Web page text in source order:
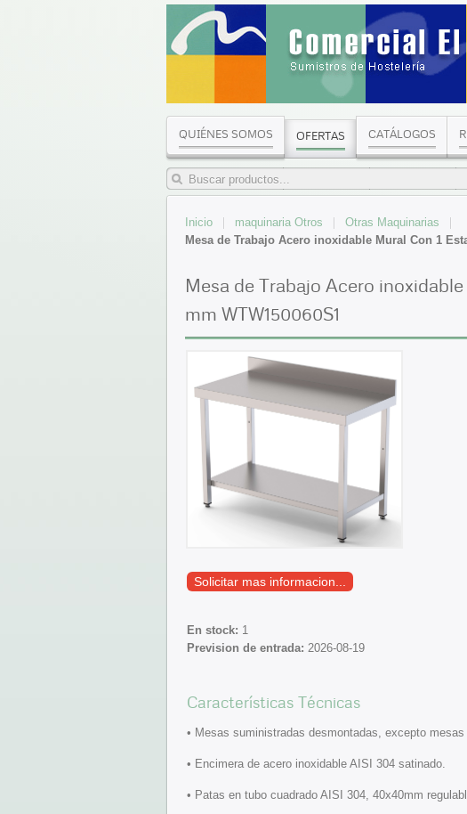
QUIÉNES SOMOS OFERTAS CATÁLOGOS
Inicio maquinaria Otros
Otras Maquinarias
Mesa de Trabajo Acero inoxidable Mural Con 1
Mesa de Trabajo Acero
mm WTW150060S1
Solicitar mas informacion...
En stock: 1
Prevision de entrada: 2026-08-19
Características Técnicas
• Mesas suministradas desmontadas, excepto
• Encimera de acero inoxidable AISI 304 satinado.
• Patas en tubo cuadrado AISI 304, 40x40mm